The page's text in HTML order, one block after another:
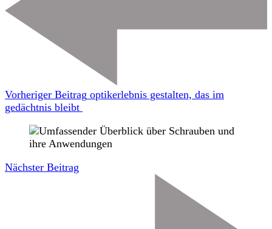
Vorheriger Beitrag optikerlebnis gestalten, das im
gedächtnis bleibt
Nächster Beitrag